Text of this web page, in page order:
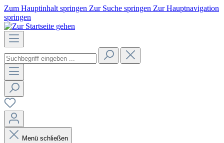
Zum Hauptinhalt springen Zur Suche springen Zur Hauptnavigation
springen
Menü schließen